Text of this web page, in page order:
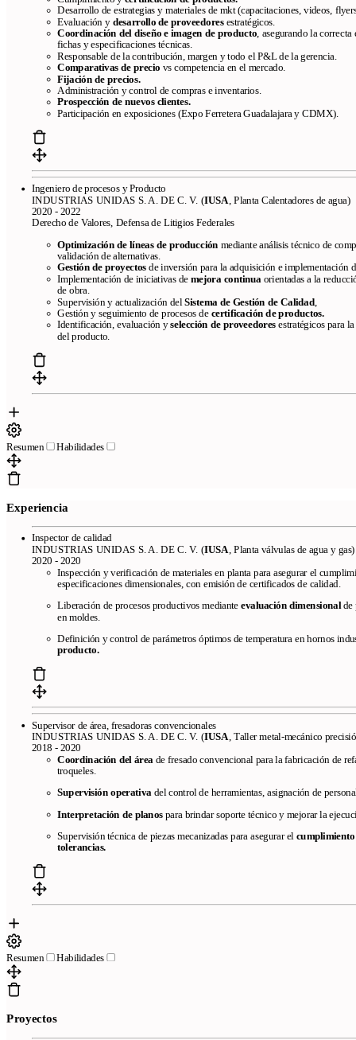
Desarrollo de estrategias y materiales de mkt (capacitaciones, videos,
Evaluación y desarrollo de proveedoresestratégicos.
Coordinación del diseño e imagen de producto , asegurando la
fichas y especificaciones técnicas.
Responsable de la contribución, margen y todo el P&L de la gerencia.
Comparativas de precio vs competencia en el mercado.
Fijación de precios.
Administración y control de compras e inventarios.
Prospección de nuevos clientes.
Participación en exposiciones (Expo Ferretera Guadalajara y CDMX).
Ingeniero de procesos y Producto
INDUSTRIAS UNIDAS S. A. DE C. V. (IUSA , Planta Calentadores de agua)
2020 - 2022
Derecho de Valores, Defensa de Litigios Federales
Optimización de líneas de producción mediante análisis técnico de
validación de alternativas.
Gestión de proyectos de inversión para la adquisición e implementación
Implementación de iniciativas de mejora continua orientadas a la
de obra.
Supervisión y actualización del Sistema de Gestión de Calidad
Gestión y seguimiento de procesos de certificación de productos.
Identificación, evaluación yselección de proveedores estratégicos para
del producto.
Resumen Habilidades
Experiencia
Inspector de calidad
INDUSTRIAS UNIDAS S. A. DE C. V. (IUSA , Planta válvulas de agua y gas)
2020 - 2020
Inspección y verificación de materiales en planta para asegurar el
especificaciones dimensionales, con emisión de certificados de calidad.
Liberación de procesos productivos medianteevaluación dimensionalde
en moldes.
Definición y control de parámetros óptimos de temperatura en hornos
producto.
Supervisor de área, fresadoras convencionales
INDUSTRIAS UNIDAS S. A. DE C. V. (IUSA, Taller metal-mecánico
2018 - 2020
Coordinación del área de fresado convencional para la fabricación de
troqueles.
Supervisión operativadel control de herramientas, asignación de
Interpretación de planospara brindar soporte técnico y mejorar la
Supervisión técnica de piezas mecanizadas para asegurar el cumplimiento
tolerancias.
Resumen Habilidades
Proyectos
Páginas
Plantillas de currículum gratis
mejor creador de currículums online Preguntas frecuentes Creador
de currículums a partir de LinkedIn
Sobre CandyCV Metodología editorial Kit de prensa
436f6e746163746f
Términos de Servicio Política de Privacidad